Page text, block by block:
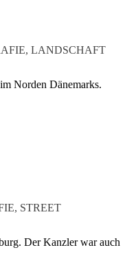
BY:, LANDSCHAFT
Norden Dänemarks.
, STREET
Der Kanzler war auch